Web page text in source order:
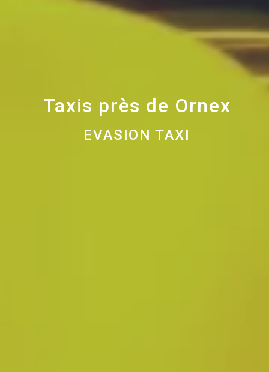
Taxis près de Ornex
EVASION TAXI